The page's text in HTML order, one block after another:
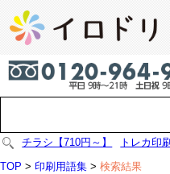
チラシ【710円～】
トレカ印刷
TOP > 印刷用語集 > 検索結果